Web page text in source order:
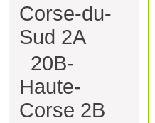
Corse-du-
Sud 2A
20B-
Haute-
Corse 2B